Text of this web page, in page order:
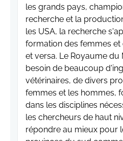
les grands pays,
recherche et la
les USA, la recherche
formation des femmes et
et versa. Le Royaume
besoin de beaucoup
vétérinaires, de divers
femmes et les hommes,
dans les disciplines
les chercheurs de haut
répondre au mieux pour